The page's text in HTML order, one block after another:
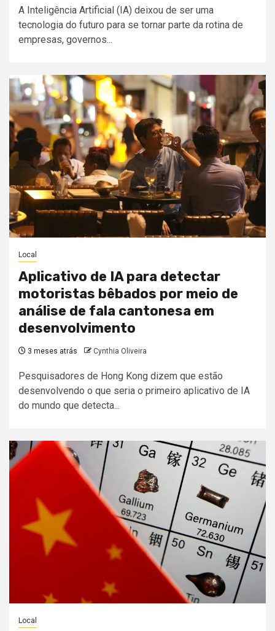
A Inteligência Artificial (IA) deixou de ser uma
tecnologia do futuro para se tornar parte da rotina de
empresas, governos...
Local
Aplicativo de IA para detectar
motoristas bêbados por meio de
análise de fala cantonesa em
desenvolvimento
3 meses atrás Cynthia Oliveira
Pesquisadores de Hong Kong dizem que estão
desenvolvendo o que seria o primeiro aplicativo de IA
do mundo que detecta...
Local